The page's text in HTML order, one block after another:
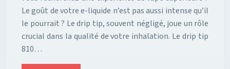
Le goût de votre e-liquide n’est pas aussi intense qu’il
le pourrait ? Le drip tip, souvent négligé, joue un rôle
crucial dans la qualité de votre inhalation. Le drip tip
810…